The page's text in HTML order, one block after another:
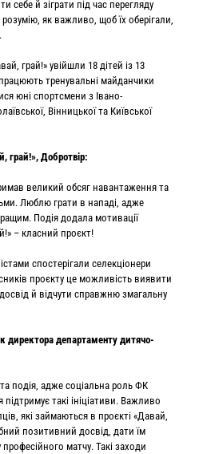
себе й зіграти під час перегляду
як важливо, щоб їх оберігали,
грай!» увійшли 18 дітей із 13
тренувальні майданчики
юні спортсмени з Івано-
Вінницької та Київської
грай!», Добротвір:
великий обсяг навантаження та
Люблю грати в нападі, адже
Подія додала мотивації
– класний проєкт!
спостерігали селекціонери
проєкту це можливість виявити
й відчути справжню змагальну
директора департаменту дитячо-
подія, адже соціальна роль ФК
такі ініціативи. Важливо
які займаються в проєкті «Давай,
позитивний досвід, дати їм
матчу. Такі заходи